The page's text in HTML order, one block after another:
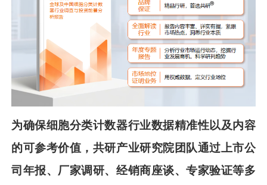
为确保细胞分类计数器行业数据精准性以及内容
的可参考价值，共研产业研究院团队通过上市公
司年报、厂家调研、经销商座谈、专家验证等多